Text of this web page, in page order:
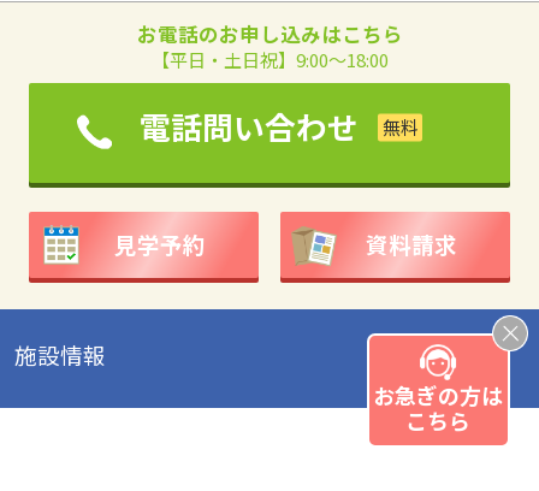
お電話のお申し込みはこちら
【平日・土日祝】9:00～18:00
電話問い合わせ
見学予約 資料請求
施設情報
お急ぎの方は
こちら